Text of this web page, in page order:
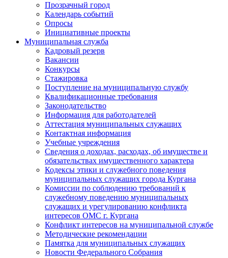
Прозрачный город
Календарь событий
Опросы
Инициативные проекты
Муниципальная служба
Кадровый резерв
Вакансии
Конкурсы
Стажировка
Поступление на муниципальную службу
Квалификационные требования
Законодательство
Информация для работодателей
Аттестация муниципальных служащих
Контактная информация
Учебные учреждения
Сведения о доходах, расходах, об имуществе и
обязательствах имущественного характера
Кодексы этики и служебного поведения
муниципальных служащих города Кургана
Комиссии по соблюдению требований к
служебному поведению муниципальных
служащих и урегулированию конфликта
интересов ОМС г. Кургана
Конфликт интересов на муниципальной службе
Методические рекомендации
Памятка для муниципальных служащих
Новости Федерального Cобрания